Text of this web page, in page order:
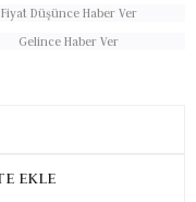
Fiyat Düşünce Haber Ver
Gelince Haber Ver